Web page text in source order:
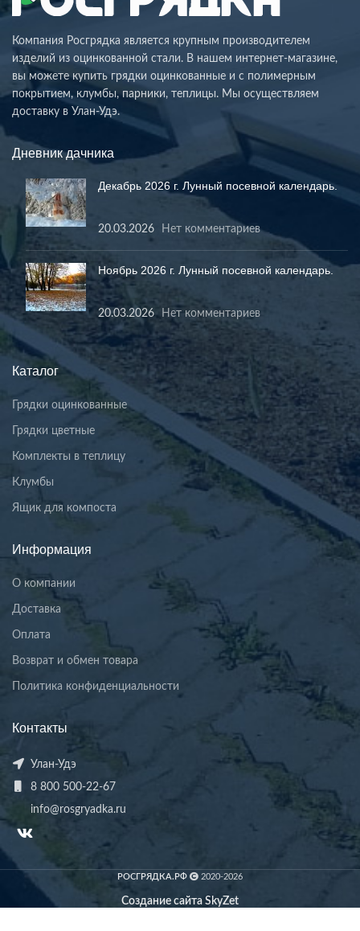
Компания Росгрядка является крупным производителем
изделий из оцинкованной стали. В нашем интернет-магазине,
вы можете купить грядки оцинкованные и с полимерным
покрытием, клумбы, парники, теплицы. Мы осуществляем
доставку в Улан-Удэ.
Дневник дачника
Декабрь 2026 г. Лунный посевной календарь.
20.03.2026 Нет комментариев
Ноябрь 2026 г. Лунный посевной календарь.
20.03.2026 Нет комментариев
Каталог
Грядки оцинкованные
Грядки цветные
Комплекты в теплицу
Клумбы
Ящик для компоста
Информация
О компании
Доставка
Оплата
Возврат и обмен товара
Политика конфиденциальности
Контакты
Улан-Удэ
8 800 500-22-67
info@rosgryadka.ru
РОСГРЯДКА.РФ 2020-2026
Создание сайта SkyZet